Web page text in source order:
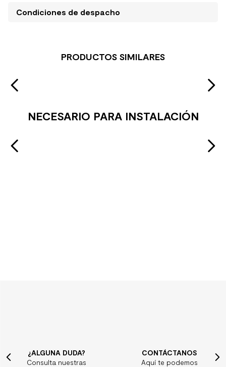
Condiciones de despacho
PRODUCTOS SIMILARES
NECESARIO PARA INSTALACIÓN
¿ALGUNA DUDA?
Consulta nuestras
CONTÁCTANOS
Aquí te podemos